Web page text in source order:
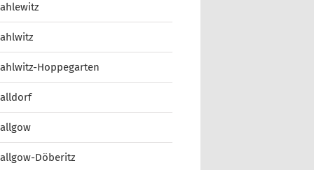
Hoppegarten
Döberitz